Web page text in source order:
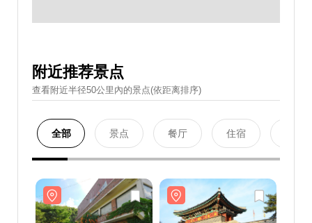
附近推荐景点
查看附近半径50公里內的景点(依距离排序)
全部 景点 餐厅 住宿